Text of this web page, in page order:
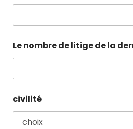
Le nombre de litige de la
civilité